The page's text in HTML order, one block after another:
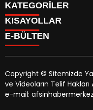
KATEGORİLER
SİYASET
EĞİTİM
MAGAZİN
MANŞETLER
ÖZEL HABER
KISAYOLLAR
SİYASET
EĞİTİM
KÜLTÜR SANAT
MAGAZİN
MANŞETLER
E-BÜLTEN
afsinhaber.com e-
duyuru ve kampanya
Copyright © Sitemizde
ve Videoların Telif Hakları
e-mail: